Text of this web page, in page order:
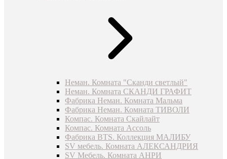
Неман. Комната "Сканди светлый"
Неман. Комната СКАНДИ ГРАФИТ
Фабрика Неман. Комната Мальма
Фабрика Неман. Комната ТИВОЛИ
Компас. Комната Скайлайт
Компас. Комната Ассоль
Фабрика BTS. Коллекция МАЛИБУ
SV мебель. Комната АЛЕКСАНДРИЯ
SV Мебель. Комната АНРИ